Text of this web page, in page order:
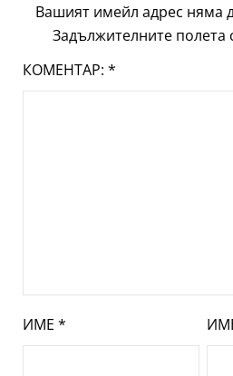
Вашият имейл адрес няма
Задължителните полета
КОМЕНТАР: *
ИМЕ *